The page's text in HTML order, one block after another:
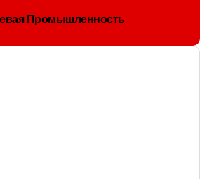
Промышленность